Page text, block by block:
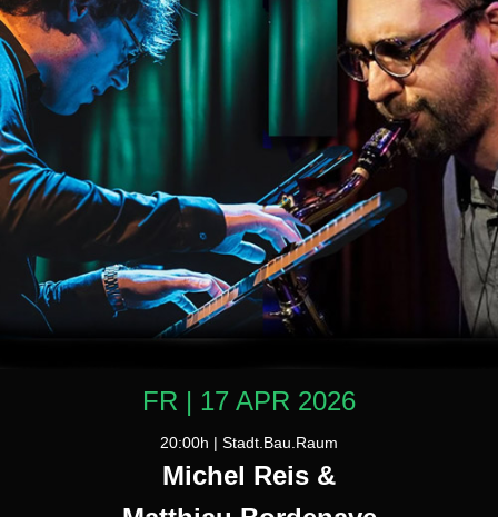
FR | 17 APR 2026
20:00h | Stadt.Bau.Raum
Michel Reis &